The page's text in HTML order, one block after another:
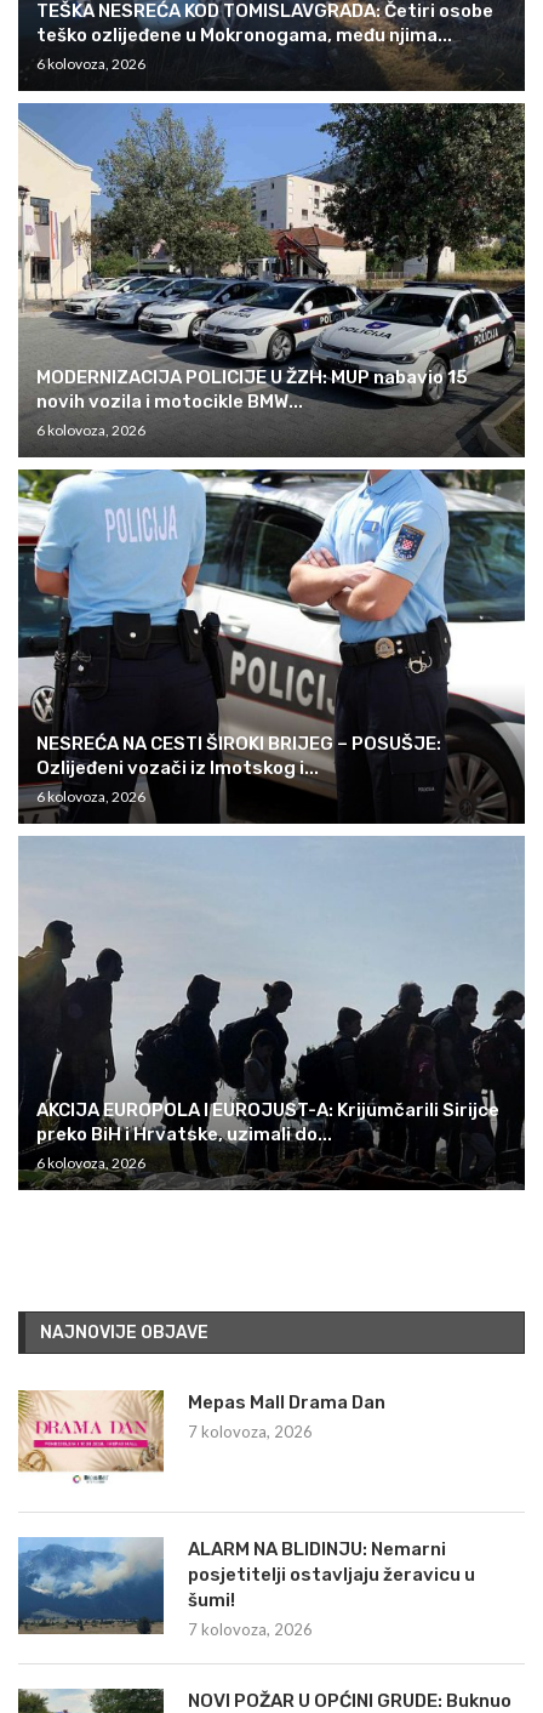
TEŠKA NESREĆA KOD TOMISLAVGRADA: Četiri osobe
teško ozlijeđene u Mokronogama, među njima...
6 kolovoza, 2026
MODERNIZACIJA POLICIJE U ŽZH: MUP nabavio 15
novih vozila i motocikle BMW...
6 kolovoza, 2026
NESREĆA NA CESTI ŠIROKI BRIJEG – POSUŠJE:
Ozlijeđeni vozači iz Imotskog i...
6 kolovoza, 2026
AKCIJA EUROPOLA I EUROJUST-A: Krijumčarili Sirijce
preko BiH i Hrvatske, uzimali do...
6 kolovoza, 2026
NAJNOVIJE OBJAVE
Mepas Mall Drama Dan
7 kolovoza, 2026
ALARM NA BLIDINJU: Nemarni
posjetitelji ostavljaju žeravicu u
šumi!
7 kolovoza, 2026
NOVI POŽAR U OPĆINI GRUDE: Buknuo